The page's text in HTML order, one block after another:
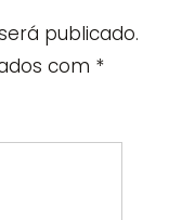
publicado.
com *